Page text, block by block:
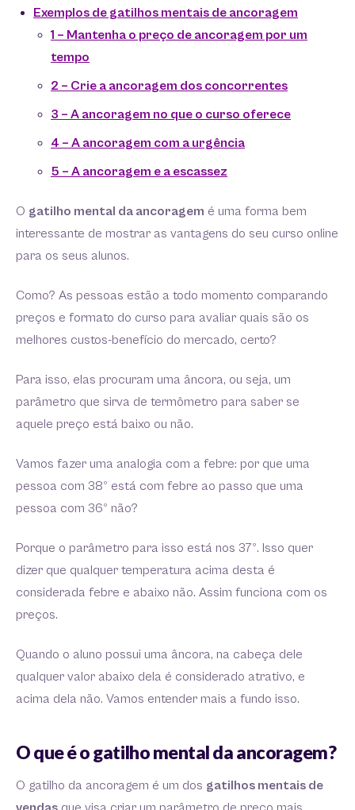
Exemplos de gatilhos mentais de ancoragem
1 – Mantenha o preço de ancoragem por um
tempo
2 – Crie a ancoragem dos concorrentes
3 – A ancoragem no que o curso oferece
4 – A ancoragem com a urgência
5 – A ancoragem e a escassez
O gatilho mental da ancoragem é uma forma bem
interessante de mostrar as vantagens do seu curso online
para os seus alunos.
Como? As pessoas estão a todo momento comparando
preços e formato do curso para avaliar quais são os
melhores custos-benefício do mercado, certo?
Para isso, elas procuram uma âncora, ou seja, um
parâmetro que sirva de termômetro para saber se
aquele preço está baixo ou não.
Vamos fazer uma analogia com a febre: por que uma
pessoa com 38º está com febre ao passo que uma
pessoa com 36º não?
Porque o parâmetro para isso está nos 37º. Isso quer
dizer que qualquer temperatura acima desta é
considerada febre e abaixo não. Assim funciona com os
preços.
Quando o aluno possui uma âncora, na cabeça dele
qualquer valor abaixo dela é considerado atrativo, e
acima dela não. Vamos entender mais a fundo isso.
O que é o gatilho mental da ancoragem?
O gatilho da ancoragem é um dos gatilhos mentais de